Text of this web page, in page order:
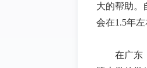
大的帮助。
会在1.5年左
在广东